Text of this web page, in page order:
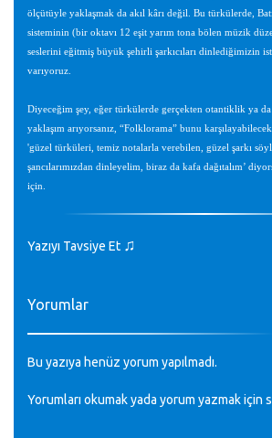
ölçütüyle yaklaşmak da akıl kârı değil. Bu türkülerde,
sisteminin (bir oktavı 12 eşit yarım tona bölen müzik
seslerini eğitmiş büyük şehirli şarkıcıları dinlediğimizin
varıyoruz.
Diyeceğim şey, eğer türkülerde gerçekten otantiklik ya
yaklaşım arıyorsanız, “Folklorama” bunu
'güzel türküleri, temiz notalarla verebilen, güzel şarkı
şancılarımızdan dinleyelim, biraz da kafa dağıtalım’
için.
Yazıyı Tavsiye Et ♫
Yorumlar
Bu yazıya henüz yorum yapılmadı.
Yorumları okumak yada yorum yazmak için